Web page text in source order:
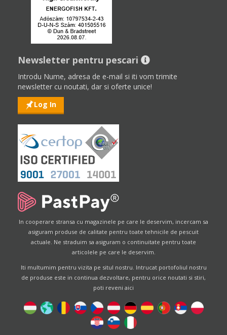
Newsletter pentru pescari
Introdu Nume, adresa de e-mail si iti vom trimite
newsletter cu noutati, dar si oferte unice!
Log In
In cooperare stransa cu magazinele pe care le deservim, incercam sa
asiguram produse de calitate pentru toate tehnicile de pescuit
actuale. Ne straduim sa asiguram o continuitate pentru toate
articolele pe care le deservim.
Iti multumim pentru vizita pe situl nostru. Intrucat portofoliul nostru
de produse este in continua dezvoltare, pentru orice noutati si stiri,
poti reveni aici